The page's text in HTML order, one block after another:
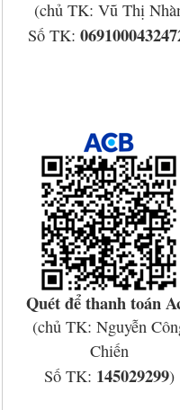
(chủ TK: Vũ Thị
Số TK:
Quét để thanh toán
(chủ TK: Nguyễn
Chiến
Số TK: 145029299)